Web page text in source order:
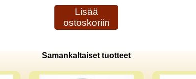
Lisää
ostoskoriin
Samankaltaiset tuotteet